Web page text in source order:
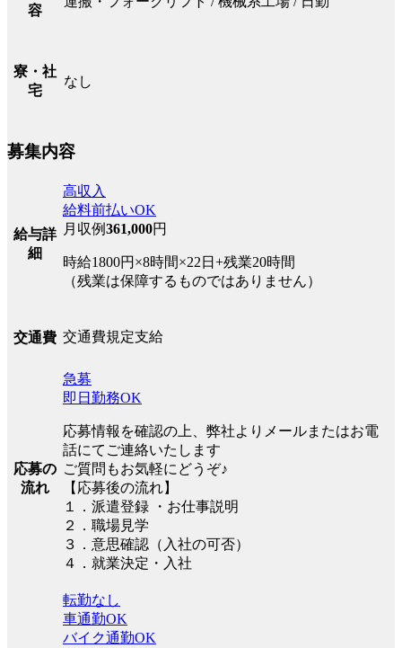
容
寮・社
宅
なし
募集内容
給与詳
細
高収入
給料前払いOK
月収例361,000円
時給1800円×8時間×22日+残業20時間
（残業は保障するものではありません）
交通費 交通費規定支給
応募の
流れ
急募
即日勤務OK
応募情報を確認の上、弊社よりメールまたはお電
話にてご連絡いたします
ご質問もお気軽にどうぞ♪
【応募後の流れ】
１．派遣登録 ・お仕事説明
２．職場見学
３．意思確認（入社の可否）
４．就業決定・入社
転勤なし
車通勤OK
バイク通勤OK